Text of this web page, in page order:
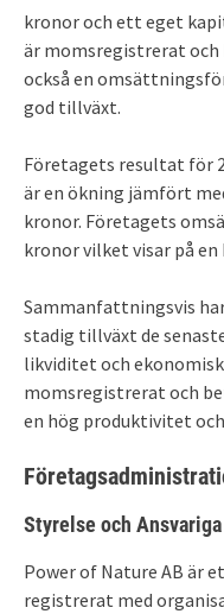
kronor och ett eget
är momsregistrerat
också en
god tillväxt.
Företagets resultat för
är en ökning jämfört
kronor. Företagets
kronor vilket visar på
Sammanfattningsvis
stadig tillväxt de
likviditet och
momsregistrerat och
en hög produktivitet
Styrelse och Ansvariga
Power of Nature AB är
registrerat med